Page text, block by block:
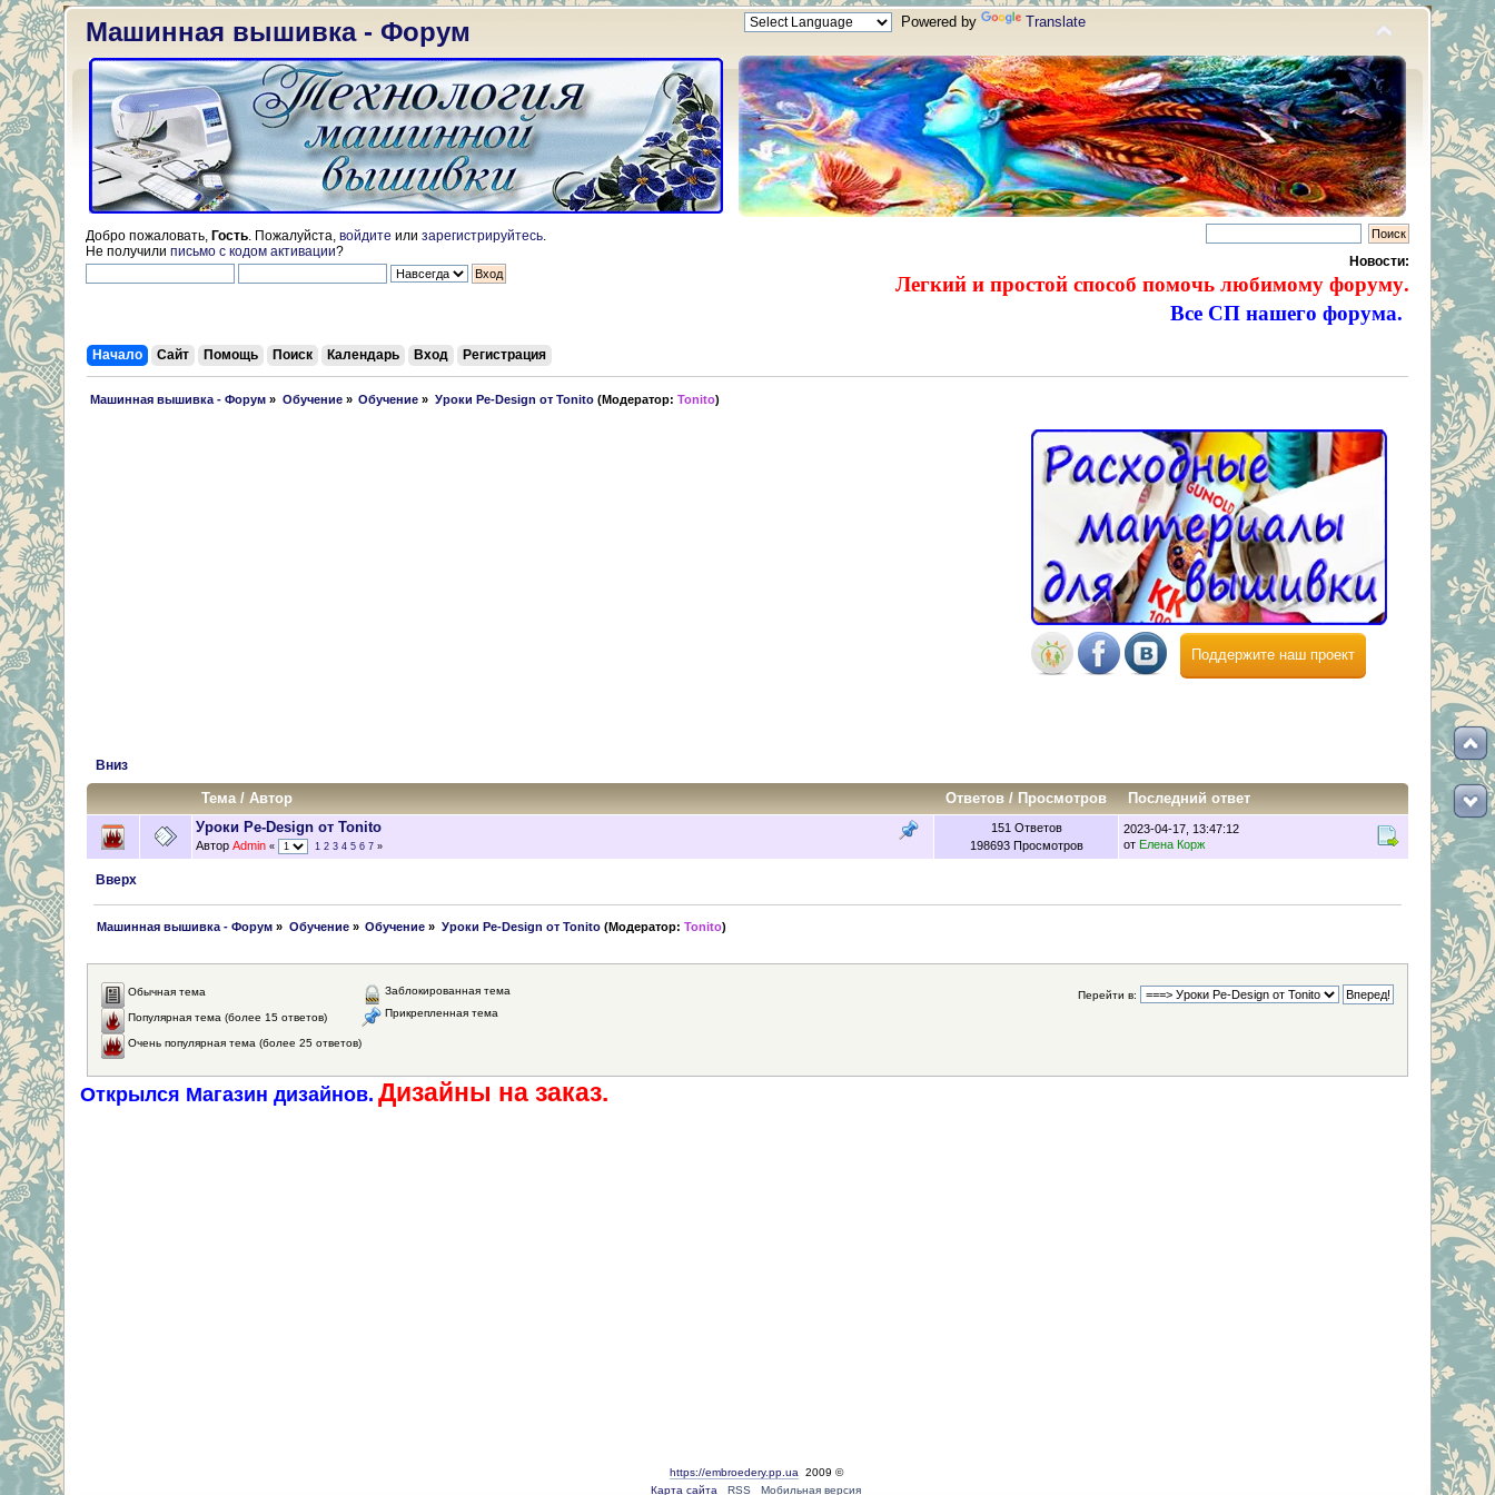
Машинная вышивка - Форум Powered by Translate
Добро пожаловать, Гость . Пожалуйста, войдите или зарегистрируйтесь
Не получили письмо с кодом активации?
Новости:
Легкий и простой способ помочь любимому форуму.
Все СП нашего форума.
Начало Сайт Помощь Поиск Календарь Вход Регистрация
Машинная вышивка - Форум » Обучение» Обучение » Уроки Pe-Design от Tonito(Модератор: Tonito)
Поддержите наш проект
Вниз
Тема/Автор Ответов/ Просмотров
Последний ответ
Уроки Pe-Design от Tonito
Автор Admin « 1 2 3 4 5 6 7 »
151 Ответов
198693 Просмотров
2023-04-17, 13:47:12
от Елена Корж
Вверх
Машинная вышивка - Форум » Обучение» Обучение » Уроки Pe-Design от Tonito(Модератор: Tonito)
Перейти в:
Обычная тема
Популярная тема (более 15 ответов)
Очень популярная тема (более 25 ответов)
Заблокированная тема
Прикрепленная тема
Открылся Магазин дизайнов. Дизайны на заказ.
https://embroedery.pp.ua 2009 ©
Карта сайта
RSS Мобильная версия